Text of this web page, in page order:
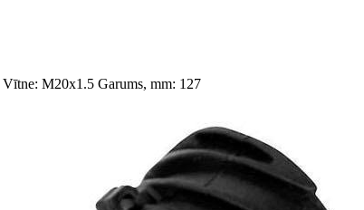
Vītne: M20x1.5 Garums, mm: 127